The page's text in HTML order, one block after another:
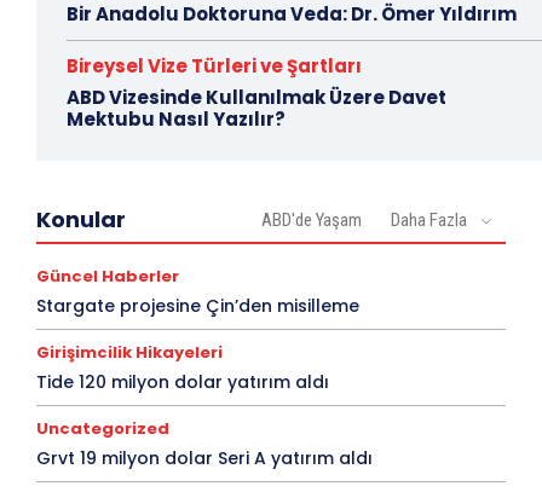
Bir Anadolu Doktoruna Veda: Dr. Ömer Yıldırım
Bireysel Vize Türleri ve Şartları
ABD Vizesinde Kullanılmak Üzere Davet
Mektubu Nasıl Yazılır?
Konular ABD'de Yaşam Daha Fazla
Güncel Haberler
Stargate projesine Çin’den misilleme
Girişimcilik Hikayeleri
Tide 120 milyon dolar yatırım aldı
Uncategorized
Grvt 19 milyon dolar Seri A yatırım aldı